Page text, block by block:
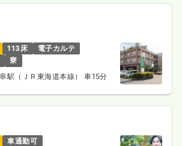
113床
電子カルテ
寮
駅（ＪＲ東海道本線） 車15分
車通勤可